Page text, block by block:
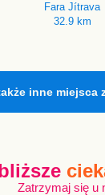
Fara Jítrava
32.9 km
inne miejsca
Zatrzymaj się u